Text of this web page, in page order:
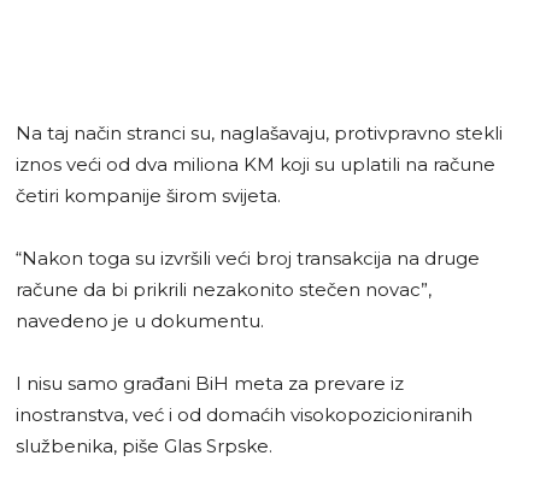
Na taj način stranci su, naglašavaju, protivpravno stekli
iznos veći od dva miliona KM koji su uplatili na račune
četiri kompanije širom svijeta.
“Nakon toga su izvršili veći broj transakcija na druge
račune da bi prikrili nezakonito stečen novac”,
navedeno je u dokumentu.
I nisu samo građani BiH meta za prevare iz
inostranstva, već i od domaćih visokopozicioniranih
službenika, piše Glas Srpske.